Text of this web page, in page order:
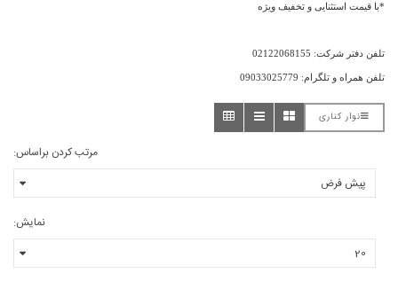
*با قیمت استثنایی و تخفیف ویژه
تلفن دفتر شرکت: 02122068155
تلفن همراه و تلگرام: 09033025779
نوار کناری
مرتب کردن براساس:
نمایش: